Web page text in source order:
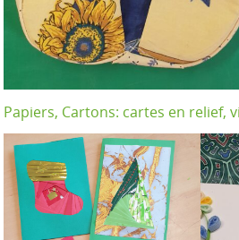
Papiers, Cartons: cartes en relief,